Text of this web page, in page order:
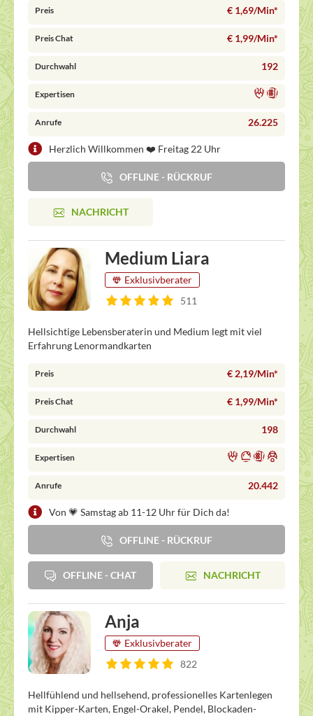
Preis € 1,69/Min*
Preis Chat € 1,99/Min*
Durchwahl 192
Expertisen
Anrufe 26.225
Herzlich Willkommen ❤️ Freitag 22 Uhr
OFFLINE - RÜCKRUF
NACHRICHT
Medium Liara
Exklusivberater
511
Hellsichtige Lebensberaterin und Medium legt mit viel
Erfahrung Lenormandkarten
Preis € 2,19/Min*
Preis Chat € 1,99/Min*
Durchwahl 198
Expertisen
Anrufe 20.442
Von 💗 Samstag ab 11-12 Uhr für Dich da!
OFFLINE - RÜCKRUF
OFFLINE - CHAT NACHRICHT
Anja
Exklusivberater
822
Hellfühlend und hellsehend, professionelles Kartenlegen
mit Kipper-Karten, Engel-Orakel, Pendel, Blockaden-